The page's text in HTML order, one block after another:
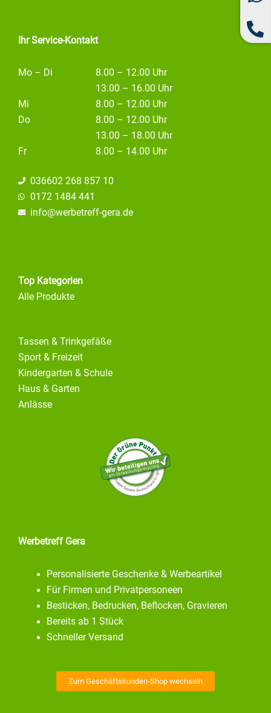
Ihr Service-Kontakt
Mo – Di
8.00 – 12.00 Uhr
13.00 – 16.00 Uhr
Mi
8.00 – 12.00 Uhr
Do
8.00 – 12.00 Uhr
13.00 – 18.00 Uhr
Fr
8.00 – 14.00 Uhr
036602 268 857 10
0172 1484 441
info@werbetreff-gera.de
Top Kategorien
Alle Produkte
Tassen & Trinkgefäße
Sport & Freizeit
Kindergarten & Schule
Haus & Garten
Anlässe
Werbetreff Gera
Personalisierte Geschenke & Werbeartikel
Für Firmen und Privatpersoneen
Besticken, Bedrucken, Beflocken, Gravieren
Bereits ab 1 Stück
Schneller Versand
Zum Geschäftskunden-Shop wechseln